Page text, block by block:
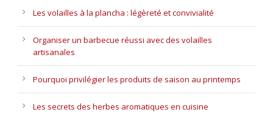
Les volailles à la plancha : légèreté et convivialité
Organiser un barbecue réussi avec des volailles
artisanales
Pourquoi privilégier les produits de saison au printemps
Les secrets des herbes aromatiques en cuisine